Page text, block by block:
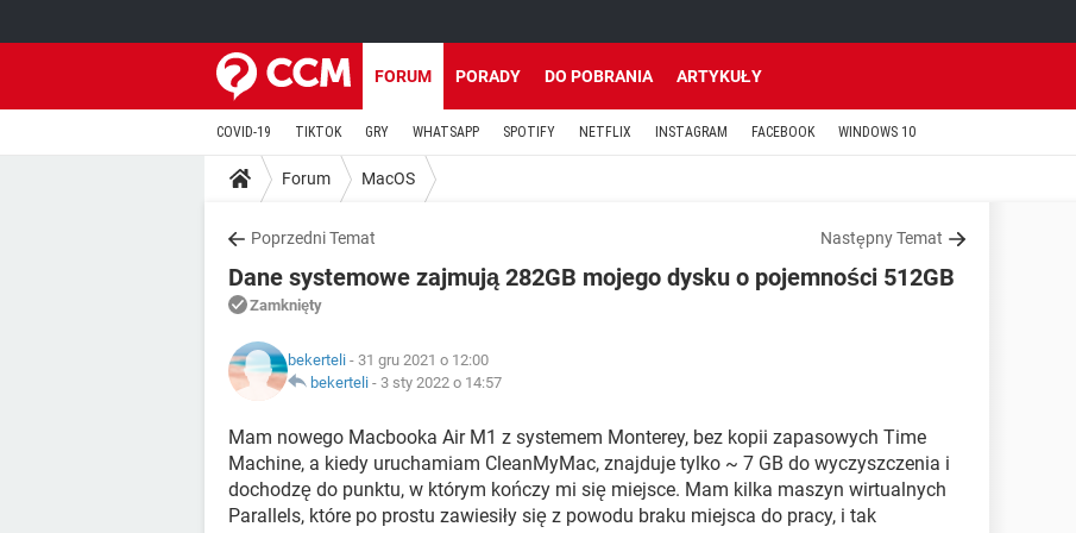
FORUM PORADY DO POBRANIA ARTYKUŁY
COVID-19 TIKTOK GRY WHATSAPP SPOTIFY NETFLIX INSTAGRAM FACEBOOK WINDOWS 10
Forum MacOS
Poprzedni Temat Następny Temat
Dane systemowe zajmują 282GB mojego dysku o pojemności 512GB
Zamknięty
bekerteli - 31 gru 2021 o 12:00
bekerteli - 3 sty 2022 o 14:57
Mam nowego Macbooka Air M1 z systemem Monterey, bez kopii zapasowych Time
Machine, a kiedy uruchamiam CleanMyMac, znajduje tylko ~ 7 GB do wyczyszczenia i
dochodzę do punktu, w którym kończy mi się miejsce. Mam kilka maszyn wirtualnych
Parallels, które po prostu zawiesiły się z powodu braku miejsca do pracy, i tak